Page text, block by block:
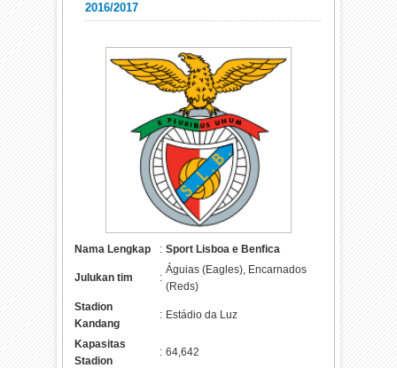
2016/2017
Nama Lengkap : Sport Lisboa e Benfica
Julukan tim :
Águias (Eagles), Encarnados
(Reds)
Stadion
Kandang
: Estádio da Luz
Kapasitas
Stadion
: 64,642